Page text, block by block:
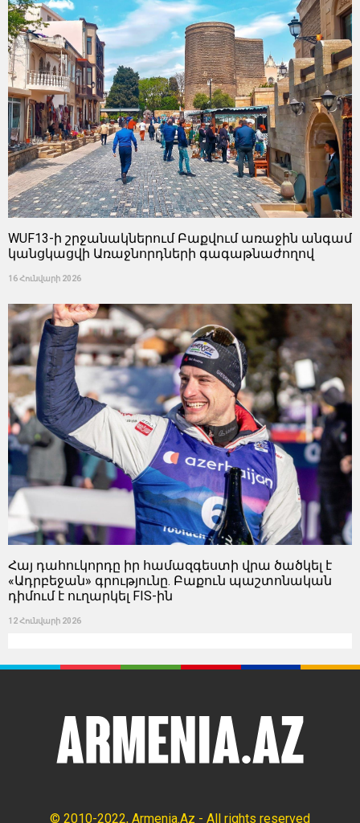
WUF13-ի շրջանակներում Բաքվում առաջին անգամ
կանցկացվի Առաջնորդների գագաթնաժողով
16 Հունվարի 2026
Հայ դահուկորդը իր համազգեստի վրա ծածկել է
«Ադրբեջան» գրությունը. Բաքուն պաշտոնական
դիմում է ուղարկել FIS-ին
12 Հունվարի 2026
© 2010-2022, Armenia.Az - All rights reserved